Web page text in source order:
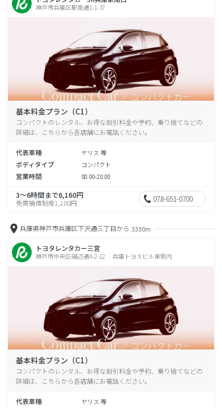
神戸市兵庫区駅南通1-1-37
基本料金プラン（C1）
コンパクトのレンタル、お得な割引料金や予約、乗り捨てなどの
詳細は、こちらから各店舗にお電話ください。
代表車種 ヤリス 等
ボディタイプ コンパクト
営業時間 08:00-20:00
3～6時間まで6,160円
免責補償制度1,100円 078-651-0700
兵庫県神戸市兵庫区下沢通三丁目から 3330m
トヨタレンタカー三宮
神戸市中央区磯辺通4-2-12 兵庫トヨタビル東側内
基本料金プラン（C1）
コンパクトのレンタル、お得な割引料金や予約、乗り捨てなどの
詳細は、こちらから各店舗にお電話ください。
代表車種 ヤリス 等